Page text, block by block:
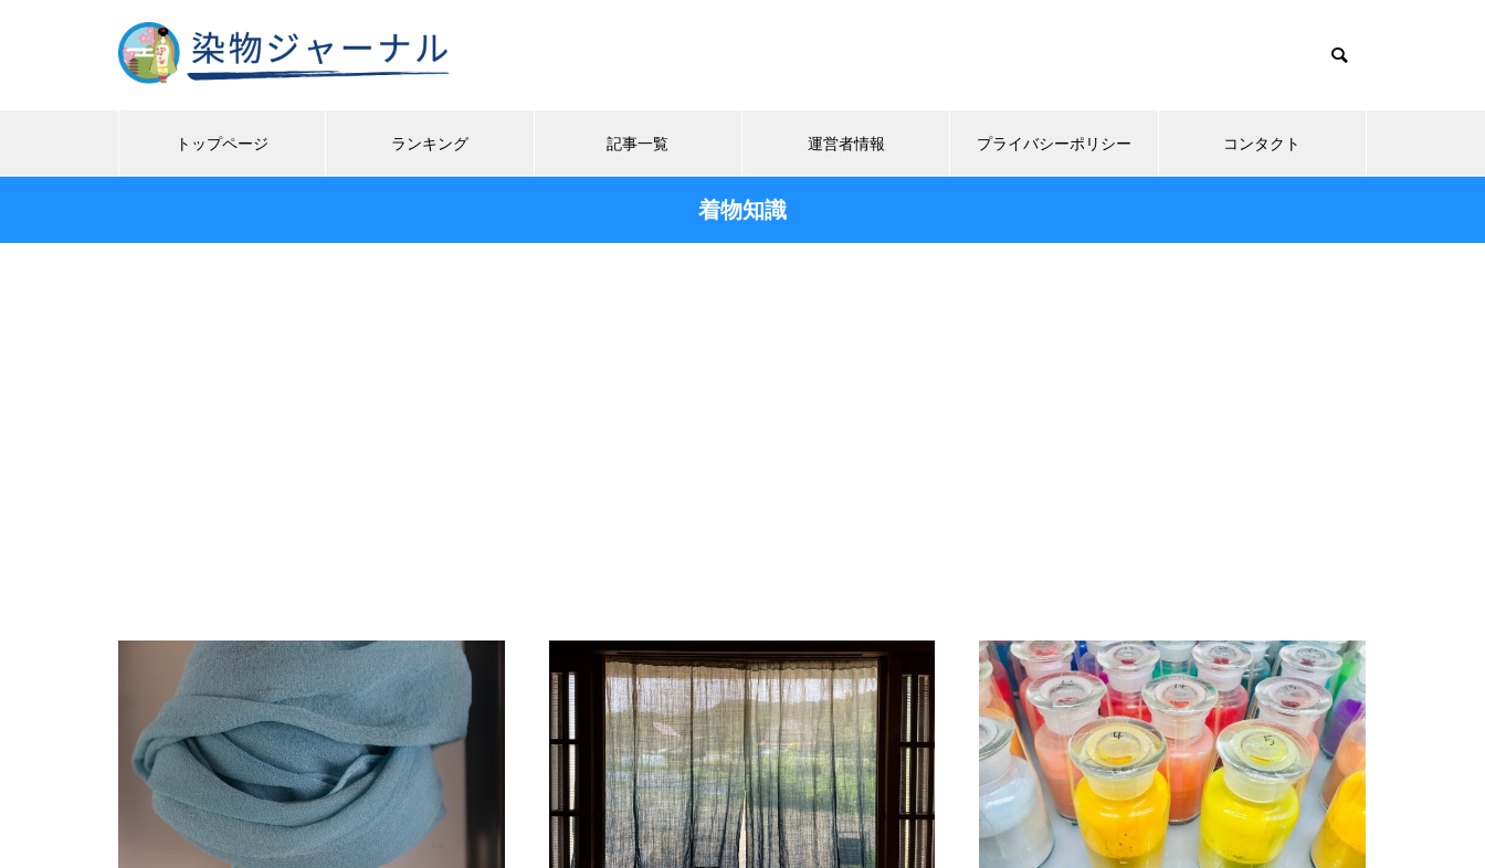
トップページ ランキング 記事一覧 運営者情報 プライバシーポリシー コンタクト
着物知識